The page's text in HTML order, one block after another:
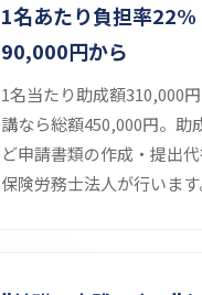
1名あたり負担率22%
90,000円から
1名当たり助成額310,000
講なら総額450,000円。助
ど申請書類の作成・提出
保険労務士法人が行います